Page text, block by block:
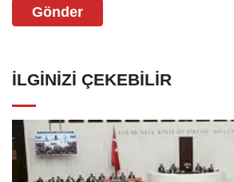
Gönder
İLGINIZI ÇEKEBILIR